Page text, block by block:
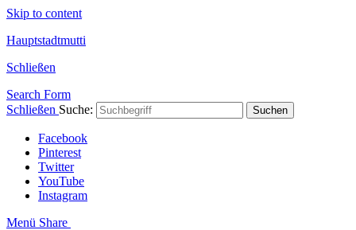
Skip to content
Hauptstadtmutti
Schließen
Search Form
Schließen Suche: Suchen
Facebook
Pinterest
Twitter
YouTube
Instagram
Menü Share